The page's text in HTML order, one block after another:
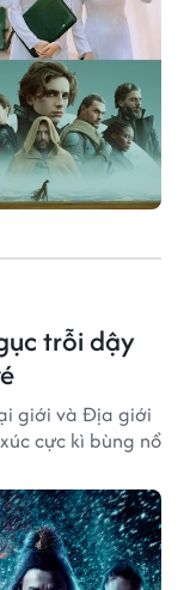
trỗi dậy
giới và Địa giới
cực kì bùng nổ